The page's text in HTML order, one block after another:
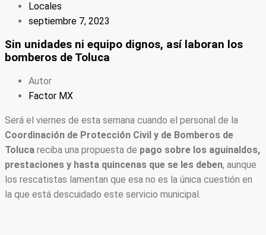
Locales
septiembre 7, 2023
Sin unidades ni equipo dignos, así laboran los
bomberos de Toluca
Autor
Factor MX
Será el viernes de esta semana cuando el personal de la
Coordinación de Protección Civil y de Bomberos de
Toluca reciba una propuesta de pago sobre los aguinaldos,
prestaciones y hasta quincenas que se les deben, aunque
los rescatistas lamentan que esa no es la única cuestión en
la que está descuidado este servicio municipal.